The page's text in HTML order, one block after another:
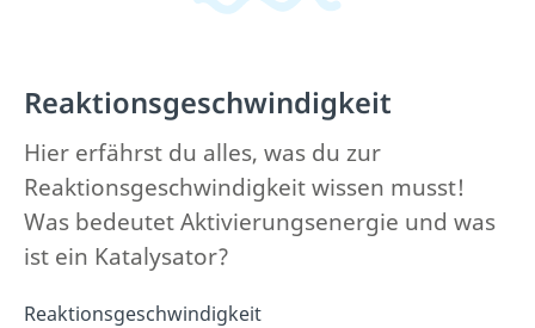
Reaktionsgeschwindigkeit
Hier erfährst du alles, was du zur
Reaktionsgeschwindigkeit wissen musst!
Was bedeutet Aktivierungsenergie und was
ist ein Katalysator?
Reaktionsgeschwindigkeit